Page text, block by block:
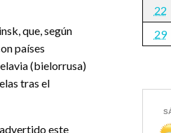
que, según
países
(bielorrusa)
tras el
este
22
29